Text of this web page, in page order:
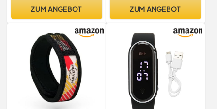
- Zitronenduft
ZUM ANGEBOT
Must Have DEET frei (grün)
ZUM ANGEBOT